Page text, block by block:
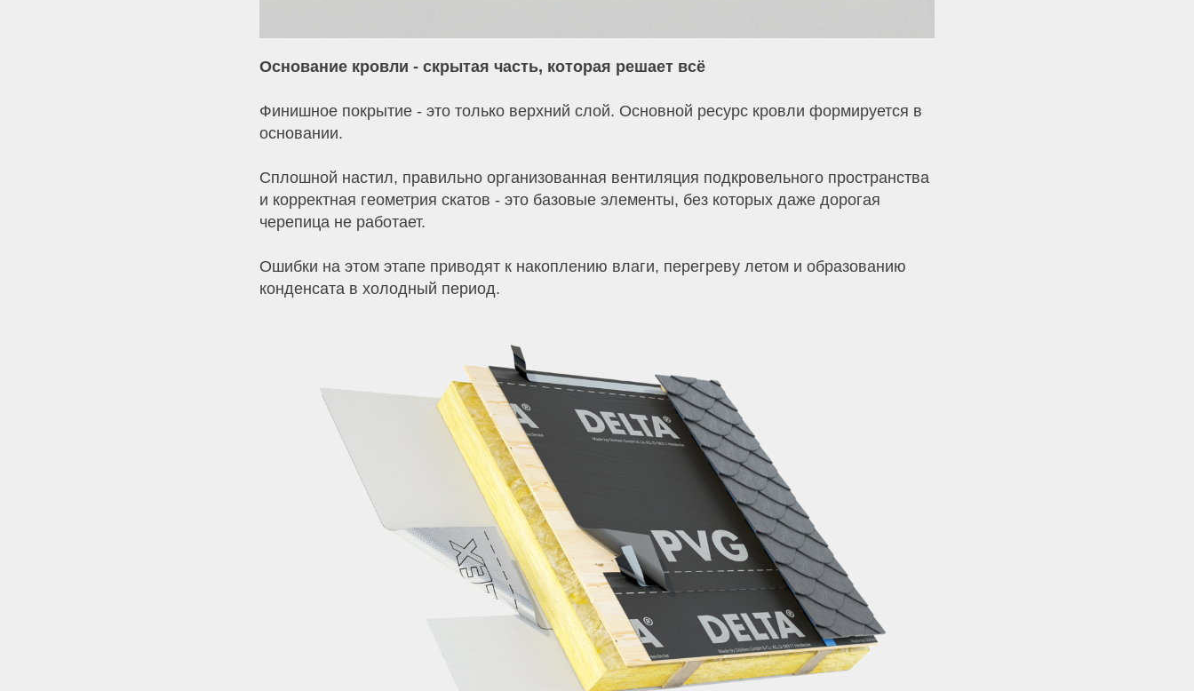
Основание кровли - скрытая часть, которая решает всё
Финишное покрытие - это только верхний слой. Основной ресурс кровли формируется в
основании.
Сплошной настил, правильно организованная вентиляция подкровельного пространства
и корректная геометрия скатов - это базовые элементы, без которых даже дорогая
черепица не работает.
Ошибки на этом этапе приводят к накоплению влаги, перегреву летом и образованию
конденсата в холодный период.